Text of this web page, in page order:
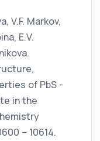
V.F. Markov,
E.V.
of PbS -
in the
– 10614.